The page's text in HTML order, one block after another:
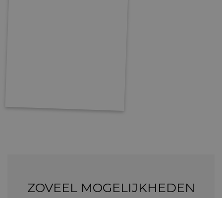
ZOVEEL MOGELIJKHEDEN